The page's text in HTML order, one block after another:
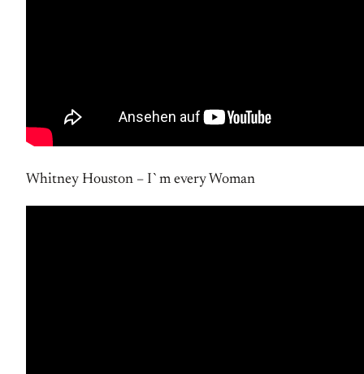
Whitney Houston – I`m every Woman